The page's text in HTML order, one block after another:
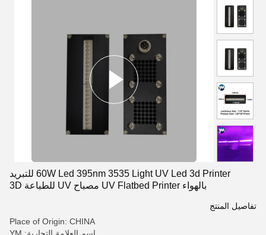
60W Led 395nm 3535 Light UV Led 3d Printer للتبريد
بالهواء UV Flatbed Printer مصباح UV للطباعة 3D
تفاصيل المنتج
Place of Origin: CHINA